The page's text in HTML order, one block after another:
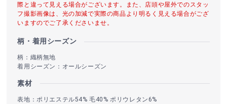
際と違って見える場合がございます。また、店頭や屋外でのスタッ
フ撮影画像は、光の加減で実際の商品より明るく見える場合がござ
いますのでご了承くださいませ。
柄・着用シーズン
柄：織柄無地
着用シーズン：オールシーズン
素材
表地：ポリエステル54% 毛40% ポリウレタン6%